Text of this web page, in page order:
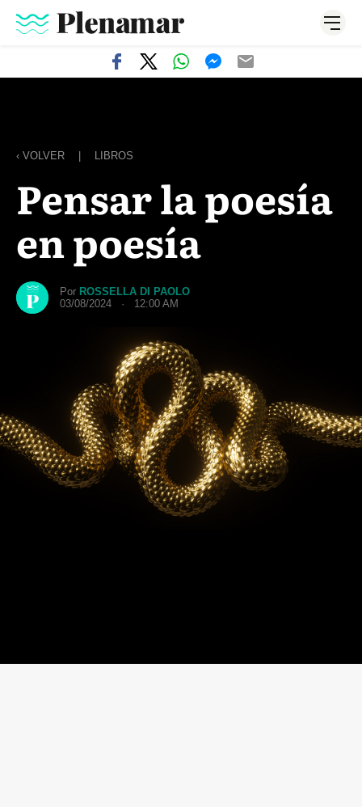
‹ VOLVER LIBROS
Pensar la poesía
en poesía
Por ROSSELLA DI PAOLO
03/08/2024 · 12:00 AM